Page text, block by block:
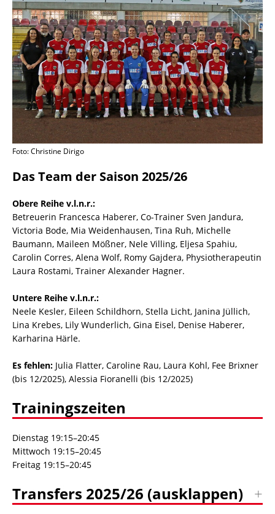
Foto: Christine Dirigo
Das Team der Saison 2025/26
Obere Reihe v.l.n.r.:
Betreuerin Francesca Haberer, Co-Trainer Sven Jandura,
Victoria Bode, Mia Weidenhausen, Tina Ruh, Michelle
Baumann, Maileen Mößner, Nele Villing, Eljesa Spahiu,
Carolin Corres, Alena Wolf, Romy Gajdera, Physiotherapeutin
Laura Rostami, Trainer Alexander Hagner.
Untere Reihe v.l.n.r.:
Neele Kesler, Eileen Schildhorn, Stella Licht, Janina Jüllich,
Lina Krebes, Lily Wunderlich, Gina Eisel, Denise Haberer,
Karharina Härle.
Es fehlen: Julia Flatter, Caroline Rau, Laura Kohl, Fee Brixner
(bis 12/2025), Alessia Fioranelli (bis 12/2025)
Trainingszeiten
Dienstag 19:15–20:45
Mittwoch 19:15–20:45
Freitag 19:15–20:45
Transfers 2025/26 (ausklappen)